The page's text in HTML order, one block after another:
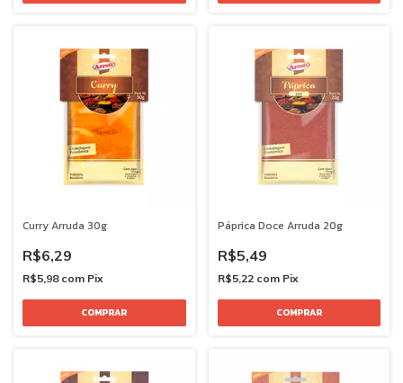
Curry Arruda 30g
R$6,29
R$5,98 com Pix
Páprica Doce Arruda 20g
R$5,49
R$5,22 com Pix